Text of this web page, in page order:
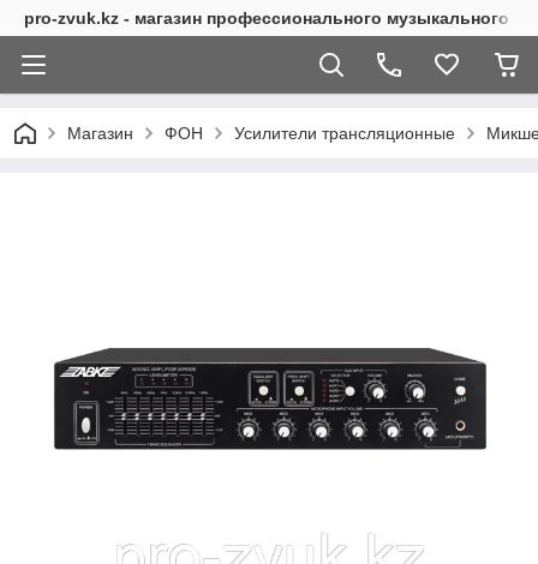
pro-zvuk.kz - магазин профессионального музыкального
Магазин ФОН Усилители трансляционные